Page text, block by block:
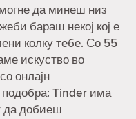
да минеш низ
бараш некој кој е
колку тебе. Со 55
искуство во
онлајн
подобра: Tinder има
да добиеш